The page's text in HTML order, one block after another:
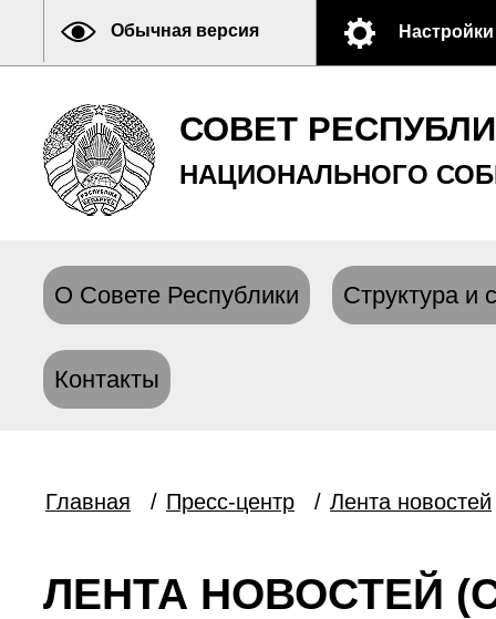
Обычная версия Настройки
СОВЕТ
НАЦИОНАЛЬНОГО
О Совете Республики Структура и
Контакты
Главная / Пресс-центр / Лента новостей
ЛЕНТА НОВОСТЕЙ